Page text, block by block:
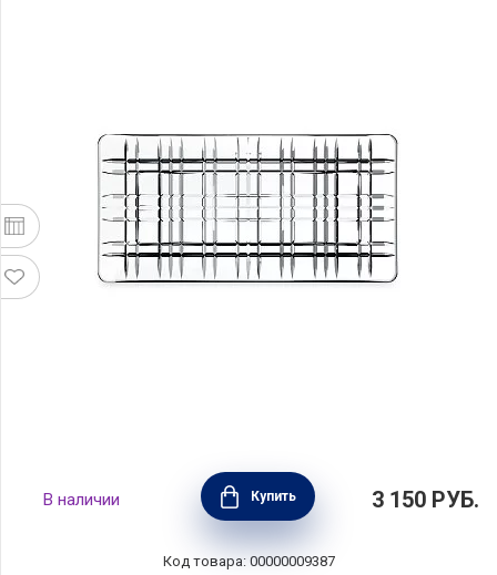
Блюдо прямоугольное Square 28х14 см,
хрусталь, Nachtmann, 101047
В наличии Купить 3 150 РУБ.
Код товара: 00000009387